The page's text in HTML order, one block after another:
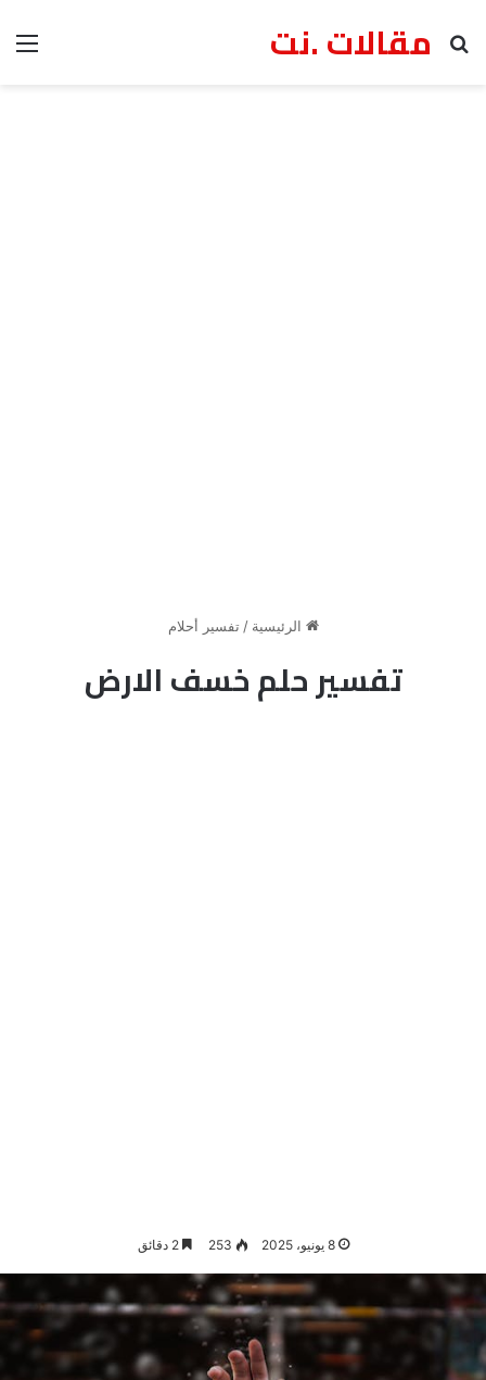
مقالات .نت
بحث عن
الرئيسية / تفسير أحلام
تفسير حلم خسف الارض
8 يونيو، 2025 253 2 دقائق